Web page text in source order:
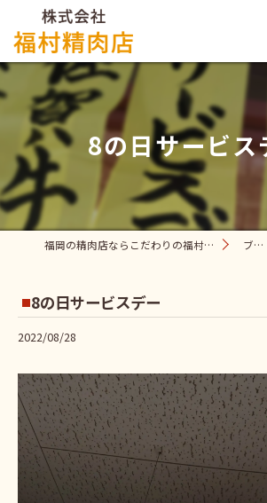
8の日サービス
福岡の精肉店ならこだわりの福村精肉店 ブログ
8の日サービスデー
2022/08/28